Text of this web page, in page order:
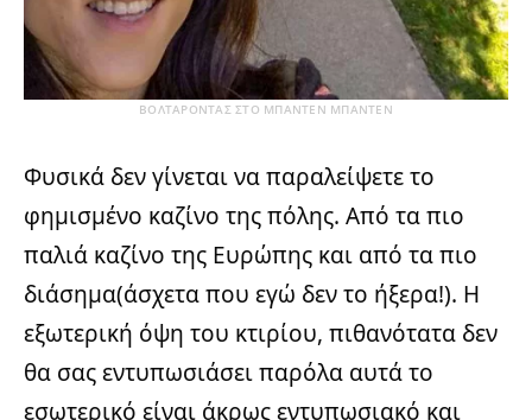
ΒΟΛΤΆΡΟΝΤΑΣ ΣΤΟ ΜΠΆΝΤΕΝ ΜΠΆΝΤΕΝ
Φυσικά δεν γίνεται να παραλείψετε το
φημισμένο καζίνο της πόλης. Από τα πιο
παλιά καζίνο της Ευρώπης και από τα πιο
διάσημα(άσχετα που εγώ δεν το ήξερα!). Η
εξωτερική όψη του κτιρίου, πιθανότατα δεν
θα σας εντυπωσιάσει παρόλα αυτά το
εσωτερικό είναι άκρως εντυπωσιακό και